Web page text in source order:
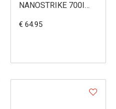
NANOSTRIKE 700I
€ 64.95